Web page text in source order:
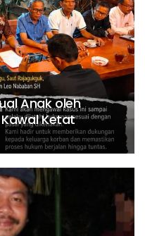
Anak oleh
Ketat